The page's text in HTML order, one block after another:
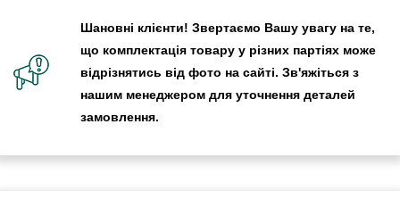
Шановні клієнти! Звертаємо Вашу увагу на те,
що комплектація товару у різних партіях може
відрізнятись від фото на сайті. Зв'яжіться з
нашим менеджером для уточнення деталей
замовлення.